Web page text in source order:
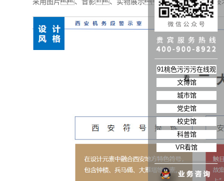
91桃色污污污在线观
看
文博馆
城市馆
党史馆
校史馆
科普馆
VR看馆